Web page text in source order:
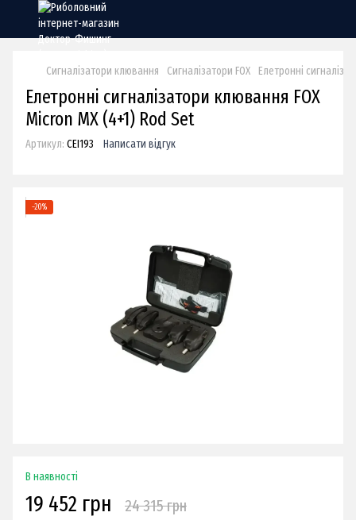
Сигналізатори клювання Сигналізатори FOX Елетронні
Елетронні сигналізатори клювання FOX
Micron MX (4+1) Rod Set
Артикул: CEI193 Написати відгук
−20%
В наявності
19 452 грн 24 315 грн